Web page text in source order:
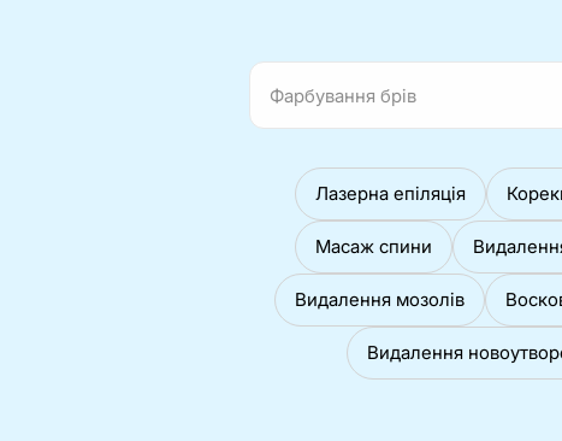
Лазерна епіляція
Масаж спини
Видалення мозолів
Видалення